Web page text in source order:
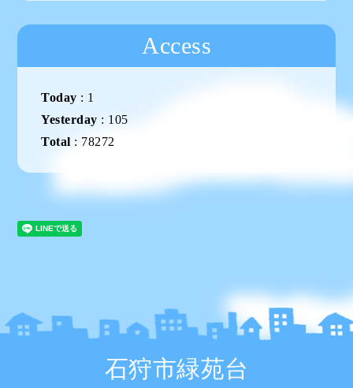
Access
Today : 1
Yesterday : 105
Total : 78272
石狩市緑苑台